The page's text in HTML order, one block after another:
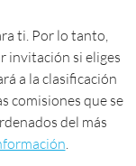
ti. Por lo tanto,
invitación si eliges
a la clasificación
comisiones que se
del más